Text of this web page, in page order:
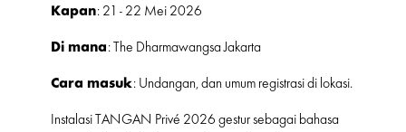
Kapan: 21 - 22 Mei 2026
Di mana: The Dharmawangsa Jakarta
Cara masuk: Undangan, dan umum registrasi di lokasi.
Instalasi TANGAN Privé 2026 gestur sebagai bahasa